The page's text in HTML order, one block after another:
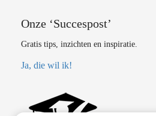
Onze ‘Succespost’
Gratis tips, inzichten en inspiratie.
Ja, die wil ik!